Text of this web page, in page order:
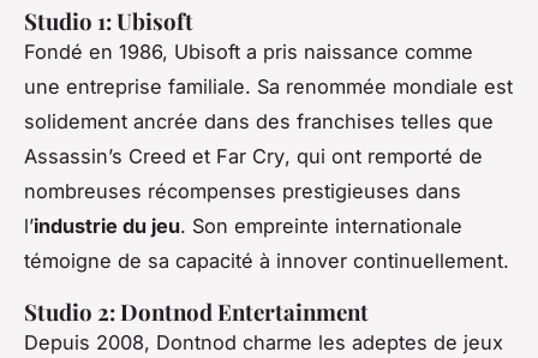
Studio 1: Ubisoft
Fondé en 1986, Ubisoft a pris naissance comme
une entreprise familiale. Sa renommée mondiale est
solidement ancrée dans des franchises telles que
Assassin’s Creed et Far Cry, qui ont remporté de
nombreuses récompenses prestigieuses dans
l’industrie du jeu. Son empreinte internationale
témoigne de sa capacité à innover continuellement.
Studio 2: Dontnod Entertainment
Depuis 2008, Dontnod charme les adeptes de jeux